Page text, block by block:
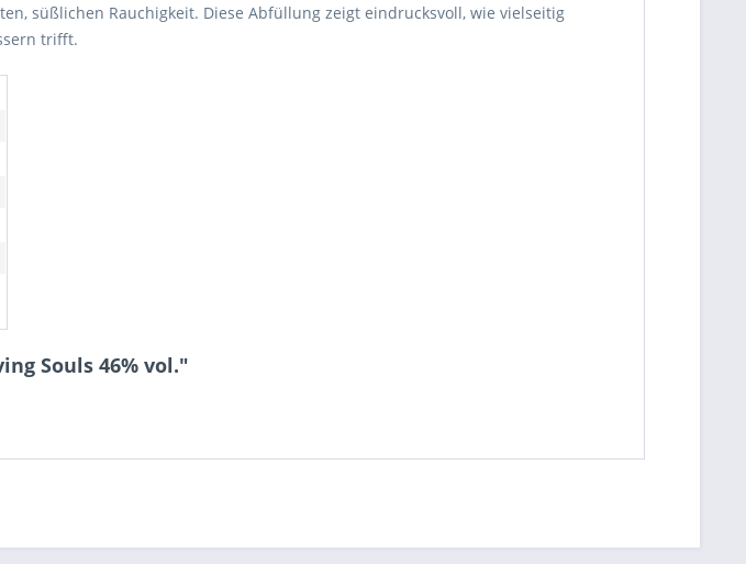
süßlichen Rauchigkeit. Diese Abfüllung zeigt eindrucksvoll, wie vielseitig
trifft.
Souls 46% vol."